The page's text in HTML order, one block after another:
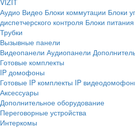
VIZIT
Аудио Видео Блоки коммутации Блоки
диспетчерского контроля Блоки питания
Трубки
Вызывные панели
Видеопанели Аудиопанели
Готовые комплекты
IP домофоны
Готовые IP комплекты IP
Аксессуары
Дополнительное оборудование
Переговорные устройства
Интеркомы